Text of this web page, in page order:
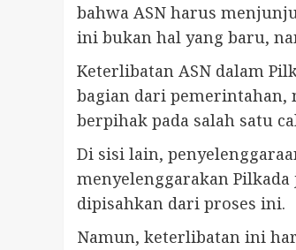
bahwa ASN harus
ini bukan hal yang baru,
Keterlibatan ASN dalam
bagian dari
berpihak pada salah satu
Di sisi lain,
menyelenggarakan
dipisahkan dari proses ini.
Namun, keterlibatan ini